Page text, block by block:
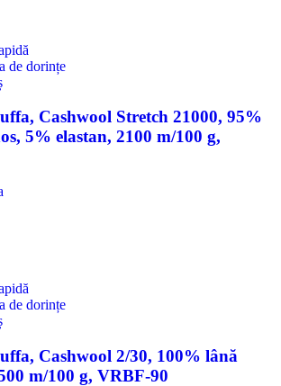
de dorințe
Cashwool Stretch 21000, 95%
5% elastan, 2100 m/100 g,
de dorințe
Cashwool 2/30, 100% lână
m/100 g, VRBF-90